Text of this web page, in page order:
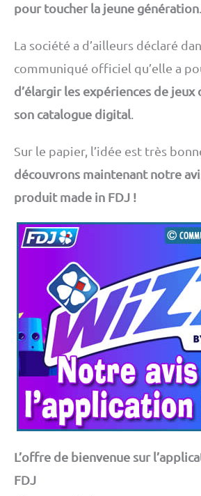
pour toucher la jeune génération.
La société a d’ailleurs déclaré
communiqué officiel qu’elle a
d’élargir les expériences de
son catalogue digital.
Sur le papier, l’idée est très
découvrons maintenant notre
produit made in FDJ !
L’offre de bienvenue sur
FDJ